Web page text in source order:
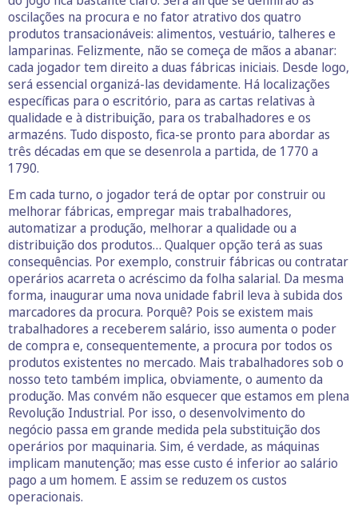
oscilações na procura e no fator atrativo dos quatro
produtos transacionáveis: alimentos, vestuário, talheres e
lamparinas. Felizmente, não se começa de mãos a abanar:
cada jogador tem direito a duas fábricas iniciais. Desde logo,
será essencial organizá-las devidamente. Há localizações
específicas para o escritório, para as cartas relativas à
qualidade e à distribuição, para os trabalhadores e os
armazéns. Tudo disposto, fica-se pronto para abordar as
três décadas em que se desenrola a partida, de 1770 a
1790.
Em cada turno, o jogador terá de optar por construir ou
melhorar fábricas, empregar mais trabalhadores,
automatizar a produção, melhorar a qualidade ou a
distribuição dos produtos… Qualquer opção terá as suas
consequências. Por exemplo, construir fábricas ou contratar
operários acarreta o acréscimo da folha salarial. Da mesma
forma, inaugurar uma nova unidade fabril leva à subida dos
marcadores da procura. Porquê? Pois se existem mais
trabalhadores a receberem salário, isso aumenta o poder
de compra e, consequentemente, a procura por todos os
produtos existentes no mercado. Mais trabalhadores sob o
nosso teto também implica, obviamente, o aumento da
produção. Mas convém não esquecer que estamos em plena
Revolução Industrial. Por isso, o desenvolvimento do
negócio passa em grande medida pela substituição dos
operários por maquinaria. Sim, é verdade, as máquinas
implicam manutenção; mas esse custo é inferior ao salário
pago a um homem. E assim se reduzem os custos
operacionais.